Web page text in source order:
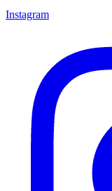
Instagram